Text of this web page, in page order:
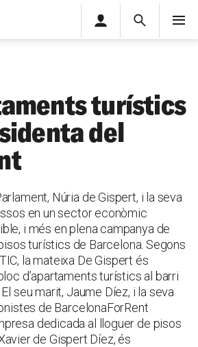
Cerca
privada
turístics
del
Núria de Gispert, i la seva
en un sector econòmic
i més en plena campanya de
turístics de Barcelona. Segons
la mateixa De Gispert és
d’apartaments turístics al barri
seu marit, Jaume Díez, i la seva
de BarcelonaForRent
dedicada al lloguer de pisos
de Gispert Díez, és